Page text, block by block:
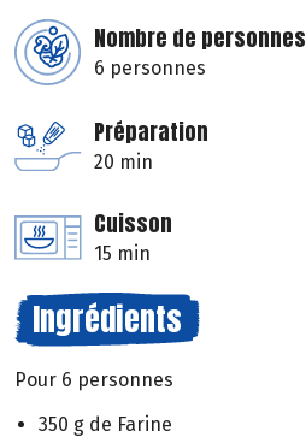
Nombre de personnes
6 personnes
Préparation
20 min
Cuisson
15 min
Ingrédients
Pour 6 personnes
350 g de Farine